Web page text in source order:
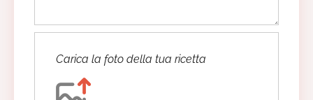
Carica la foto della tua ricetta